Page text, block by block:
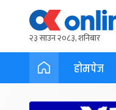
२३ साउन २०८३, शनिबार
होमपेज